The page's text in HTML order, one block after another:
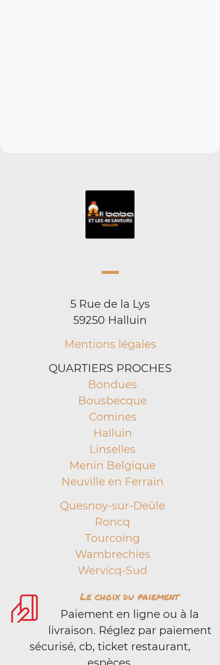
5 Rue de la Lys
59250 Halluin
Mentions légales
QUARTIERS PROCHES
Bondues
Bousbecque
Comines
Halluin
Linselles
Menin Belgique
Neuville en Ferrain
Quesnoy-sur-Deûle
Roncq
Tourcoing
Wambrechies
Wervicq-Sud
Le choix du paiement
Paiement en ligne ou à la
livraison. Réglez par paiement
sécurisé, cb, ticket restaurant,